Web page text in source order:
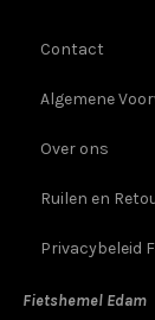
Contact
Algemene
Over ons
Ruilen en
Privacybeleid
Fietshemel Edam